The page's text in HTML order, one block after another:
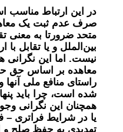
در این ارتباط مناسب
صرف عدم ثبت یک
متحد ضرورتا به معنی
بین‌الملل و یا تقابل با
نیست. اما این نگرانی
معاهده بر اساس حق
راستای منافع ملی
شده است، چرا باید
همچنان این نگرانی
یا در شرایط فراتری –
تهدیدی به حفظ صلح و